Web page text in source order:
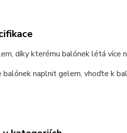
díky kterému balónek létá více
balónek naplnit gelem, vhoďte k